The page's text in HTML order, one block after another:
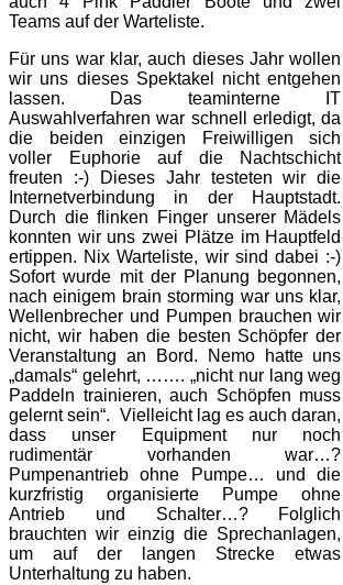
Teams auf der Warteliste.
Für uns war klar, auch dieses Jahr wollen
wir uns dieses Spektakel nicht entgehen
lassen. Das teaminterne IT
Auswahlverfahren war schnell erledigt, da
die beiden einzigen Freiwilligen sich
voller Euphorie auf die Nachtschicht
freuten :-) Dieses Jahr testeten wir die
Internetverbindung in der Hauptstadt.
Durch die flinken Finger unserer Mädels
konnten wir uns zwei Plätze im Hauptfeld
ertippen. Nix Warteliste, wir sind dabei :-)
Sofort wurde mit der Planung begonnen,
nach einigem brain storming war uns klar,
Wellenbrecher und Pumpen brauchen wir
nicht, wir haben die besten Schöpfer der
Veranstaltung an Bord. Nemo hatte uns
„damals“ gelehrt, ……. „nicht nur lang weg
Paddeln trainieren, auch Schöpfen muss
gelernt sein“. Vielleicht lag es auch daran,
dass unser Equipment nur noch
rudimentär vorhanden war…?
Pumpenantrieb ohne Pumpe… und die
kurzfristig organisierte Pumpe ohne
Antrieb und Schalter…? Folglich
brauchten wir einzig die Sprechanlagen,
um auf der langen Strecke etwas
Unterhaltung zu haben.